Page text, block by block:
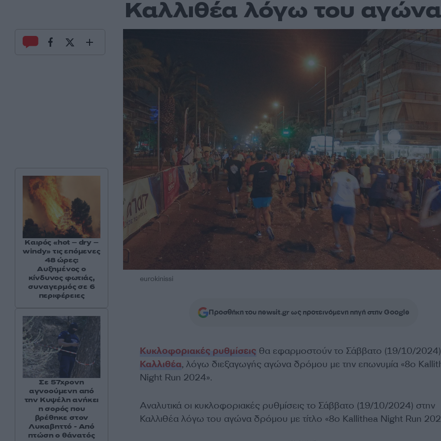
Καλλιθέα λόγω του
eurokinissi
Προσθήκη του newsit.gr ως προτεινόμενη πηγή στην Google
Κυκλοφοριακές ρυθμίσεις θα εφαρμοστούν το Σάββατο (19/10/
Καλλιθέα, λόγω διεξαγωγής αγώνα δρόμου με την επωνυμία «8ο
Night Run 2024».
Αναλυτικά οι κυκλοφοριακές ρυθμίσεις το Σάββατο (19/10/2024) στην
Καλλιθέα λόγω του αγώνα δρόμου με τίτλο «8ο Kallithea Night Run
Καιρός «hot – dry –
windy» τις επόμενες
48 ώρες:
Αυξημένος ο
κίνδυνος φωτιάς,
συναγερμός σε 6
περιφέρειες
Σε 57χρονη
αγνοούμενη από
την Κυψέλη ανήκει
η σορός που
βρέθηκε στον
Λυκαβηττό - Από
πτώση ο θάνατός